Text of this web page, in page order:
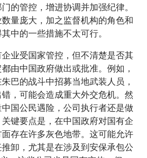
的管控，增进协调并加强纪律。
量庞大，加之监督机构的角色和
中的一些措施不太可行。
业受国家管控，但不清楚是否其
由中国政府做出或批准。例如，
巴的战斗中招募当地武装人员，
，可能会造成重大外交危机。然
国公民遇险，公司执行者还是做
键要点是，在中国政府对国有企
存在许多灰色地带。这可能允许
卸，尤其是在涉及到安保承包公